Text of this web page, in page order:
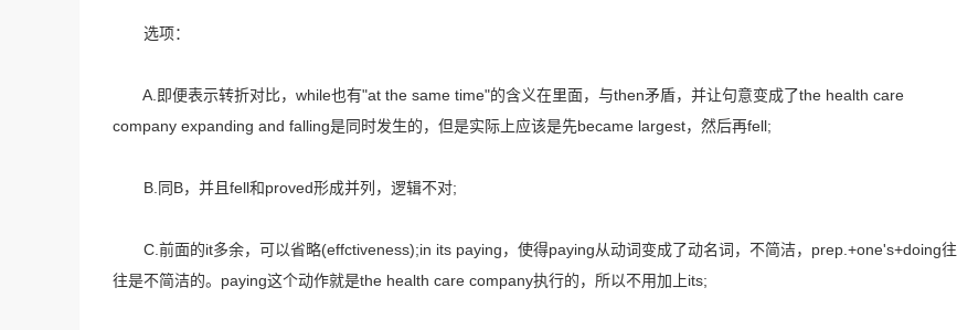
选项：
A.即便表示转折对比，while也有"at the same time"的含义在里面，与then矛盾，并让句意变成了the health care
company expanding and falling是同时发生的，但是实际上应该是先became largest，然后再fell;
B.同B，并且fell和proved形成并列，逻辑不对;
C.前面的it多余，可以省略(effctiveness);in its paying，使得paying从动词变成了动名词，不简洁，prep.+one's+doing往
往是不简洁的。paying这个动作就是the health care company执行的，所以不用加上its;